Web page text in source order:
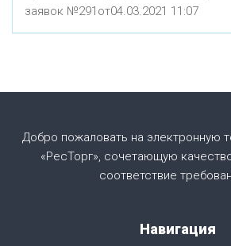
заявок №291от04.03.2021 11:07
Добро пожаловать на электронную
«РесТорг», сочетающую
соответствие
Навигация